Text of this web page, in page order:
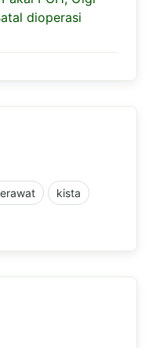
dioperasi
kista